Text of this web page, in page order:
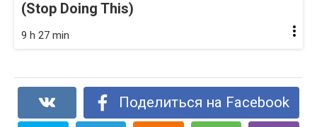
(Stop Doing This)
9 h 27 min
Поделиться на Facebook